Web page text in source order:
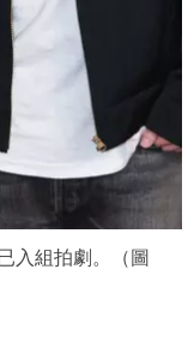
入組拍劇。（圖